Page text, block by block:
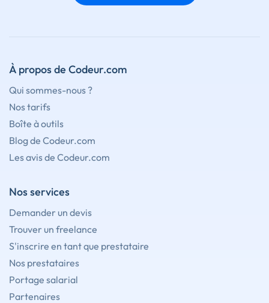
À propos de Codeur.com
Qui sommes-nous ?
Nos tarifs
Boîte à outils
Blog de Codeur.com
Les avis de Codeur.com
Nos services
Demander un devis
Trouver un freelance
S'inscrire en tant que prestataire
Nos prestataires
Portage salarial
Partenaires